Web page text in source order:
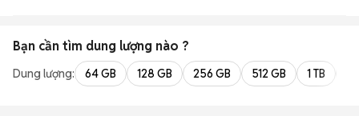
Bạn cần tìm dung lượng nào ?
Dung lượng: 64 GB 128 GB 256 GB 512 GB 1 TB